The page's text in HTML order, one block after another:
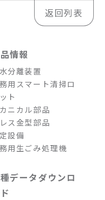
返回列表
情報
分離装置
用スマート清掃ロ
ト
ニカル部品
ス金型部品
設備
用生ごみ処理機
データダウンロ